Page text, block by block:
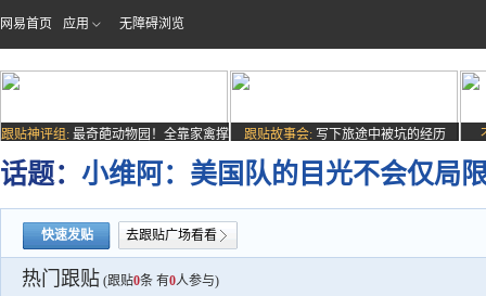
网易首页 应用 无障碍浏览
跟贴神评组: 最奇葩动物园！全靠家禽撑
场子
跟贴故事会: 写下旅途中被坑的经历
话题： 小维阿：美国队的目光不会仅局
快速发贴 去跟贴广场看看
热门跟贴 (跟贴0条 有0人参与)